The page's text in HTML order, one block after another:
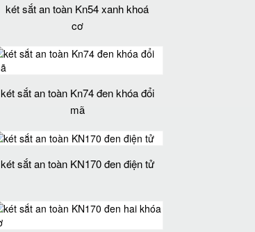
két sắt an toàn Kn54 xanh khoá
cơ
két sắt an toàn Kn74 đen khóa đổi
mã
két sắt an toàn KN170 đen điện tử